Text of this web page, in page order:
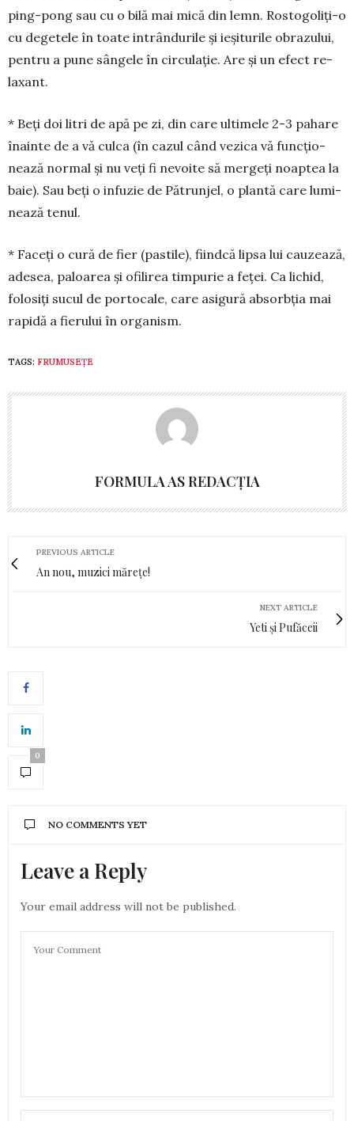
ping-pong sau cu o bilă mai mică din lemn. Rostogoliți-o
cu de­getele în toate intrân­durile și ieși­­tu­rile obrazului,
pen­tru a pune sângele în cir­culație. Are și un efect re­
laxant.
* Beți doi litri de apă pe zi, din care ultimele 2-3 pahare
înainte de a vă culca (în cazul când vezica vă funcțio­
nează normal și nu veți fi nevoite să mer­geți noaptea la
baie). Sau beți o in­fu­zie de Pătrunjel, o plan­tă care lumi­
nează tenul.
* Faceți o cură de fier (pastile), fiindcă lipsa lui cauzează,
adesea, pa­loa­rea și ofilirea timpurie a feței. Ca lichid,
folosiți sucul de portocale, care asigură absorbția mai
rapidă a fierului în organism.
TAGS: FRUMUSEȚE
FORMULA AS REDACȚIA
PREVIOUS ARTICLE
An nou, muzici mărețe!
NEXT ARTICLE
Yeti și Pufăceii
0
NO COMMENTS YET
Leave a Reply
Your email address will not be published.